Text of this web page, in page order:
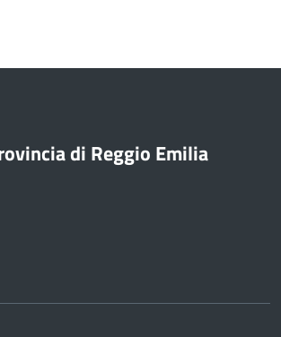
di Reggio Emilia